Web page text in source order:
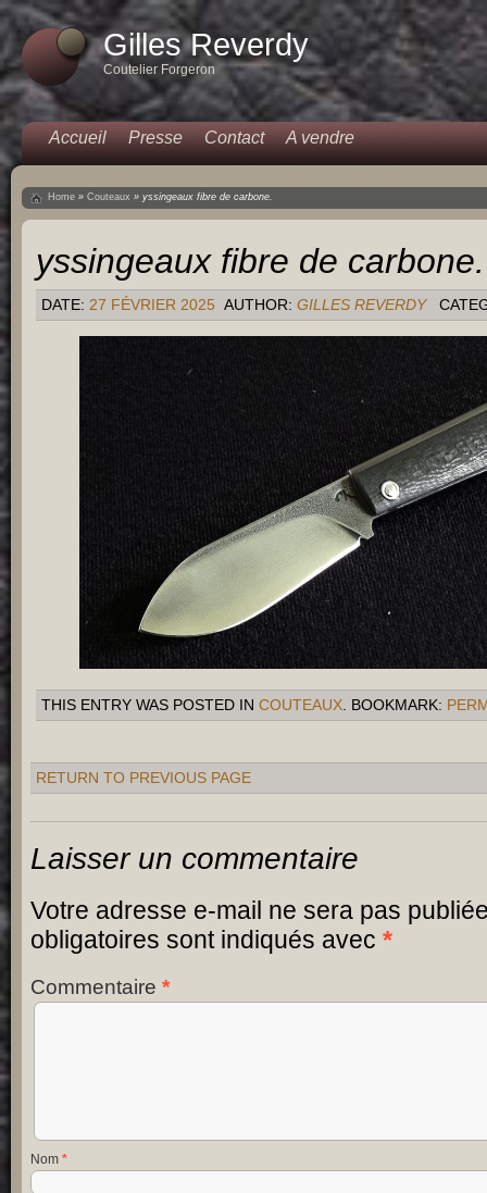
Gilles Reverdy
Coutelier Forgeron
Accueil Presse Contact A vendre
Home » Couteaux » yssingeaux fibre de carbone.
yssingeaux fibre de carbone.
DATE: 27 FÉVRIER 2025 AUTHOR: GILLES REVERDY
THIS ENTRY WAS POSTED IN COUTEAUX. BOOKMARK:
RETURN TO PREVIOUS PAGE
Laisser un commentaire
Votre adresse e-mail ne sera pas
obligatoires sont indiqués avec *
Commentaire *
Nom *